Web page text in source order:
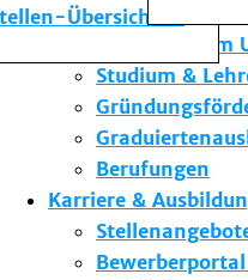
Übersicht
Die Institute des
Forschung am
Studium &
Berufungen
Karriere &